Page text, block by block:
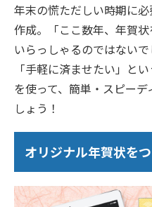
年末の慌ただしい時期に
作成。「ここ数年、年賀
いらっしゃるのではない
「手軽に済ませたい」と
を使って、簡単・スピー
しょう！
オリジナル年賀状を